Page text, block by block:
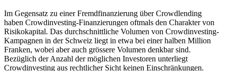
Im Gegensatz zu einer Fremdfinanzierung über Crowdlending
haben Crowdinvesting-Finanzierungen oftmals den Charakter von
Risikokapital. Das durchschnittliche Volumen von Crowdinvesting-
Kampagnen in der Schweiz liegt in etwa bei einer halben Million
Franken, wobei aber auch grössere Volumen denkbar sind.
Bezüglich der Anzahl der möglichen Investoren unterliegt
Crowdinvesting aus rechtlicher Sicht keinen Einschränkungen.